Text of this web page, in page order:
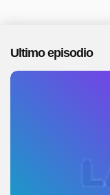
Ultimo episodio